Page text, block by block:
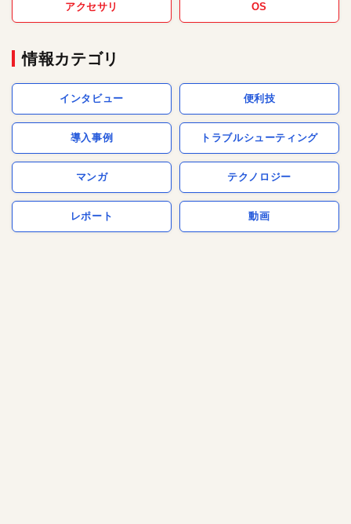
アクセサリ OS
情報カテゴリ
インタビュー 便利技
導入事例 トラブルシューティング
マンガ テクノロジー
レポート 動画